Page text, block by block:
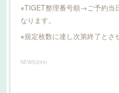
※TIGET整理番号順→ご予約当
なります。
※規定枚数に達し次第終了とさ
NEWS(294)